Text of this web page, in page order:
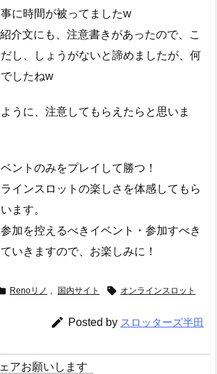
に時間が被ってましたw
介文にも、注意書きがあったので、こ
し、しょうがないと諦めましたが、何
したねw
うに、注意してもらえたらと思いま
ントのみをプレイして勝つ！
インスロットの楽しさを体感してもら
ます。
加を控えるべきイベント・参加すべき
いきますので、お楽しみに！
Renoリノ 国内サイト  オンラインスロット
 Posted by スロッターズ半田
アお願いします